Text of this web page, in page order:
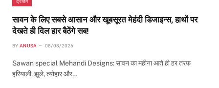
सावन के लिए सबसे आसान और खूबसूरत मेहंदी डिजाइन्स, हाथों पर
देखते ही दिल हार बैठेंगे सब!
BY ANUSA 08/08/2026
Sawan special Mehandi Designs: सावन का महीना आते ही हर तरफ
हरियाली, झूले, त्योहार और…